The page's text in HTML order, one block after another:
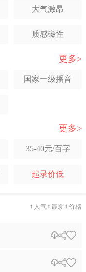
招商宣传
人物专题
茶酒宣传
游戏CG
朗诵喊麦
大气激昂
质感磁性
讲解感
年轻舒缓
激情力度
港台腔
可爱
更多>
国家一级播音
更多>
35-40元/百字
起录价低
人气 最新 价格